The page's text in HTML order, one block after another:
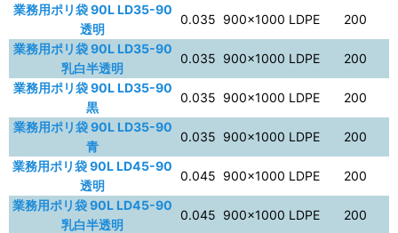
業務用ポリ袋 90L LD35-90
透明
0.035 900×1000 LDPE
200
業務用ポリ袋 90L LD35-90
乳白半透明
0.035 900×1000 LDPE
200
業務用ポリ袋 90L LD35-90
黒
0.035 900×1000 LDPE
200
業務用ポリ袋 90L LD35-90
青
0.035 900×1000 LDPE
200
業務用ポリ袋 90L LD45-90
透明
0.045 900×1000 LDPE
200
業務用ポリ袋 90L LD45-90
乳白半透明
0.045 900×1000 LDPE
200